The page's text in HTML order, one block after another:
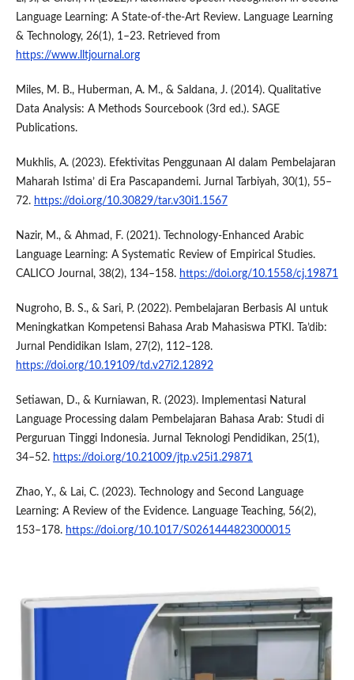
Language Learning: A State-of-the-Art Review. Language Learning
& Technology, 26(1), 1–23. Retrieved from
https://www.lltjournal.org
Miles, M. B., Huberman, A. M., & Saldana, J. (2014). Qualitative
Data Analysis: A Methods Sourcebook (3rd ed.). SAGE
Publications.
Mukhlis, A. (2023). Efektivitas Penggunaan AI dalam Pembelajaran
Maharah Istima’ di Era Pascapandemi. Jurnal Tarbiyah, 30(1), 55–
72. https://doi.org/10.30829/tar.v30i1.1567
Nazir, M., & Ahmad, F. (2021). Technology-Enhanced Arabic
Language Learning: A Systematic Review of Empirical Studies.
CALICO Journal, 38(2), 134–158. https://doi.org/10.1558/cj.19871
Nugroho, B. S., & Sari, P. (2022). Pembelajaran Berbasis AI untuk
Meningkatkan Kompetensi Bahasa Arab Mahasiswa PTKI. Ta’dib:
Jurnal Pendidikan Islam, 27(2), 112–128.
https://doi.org/10.19109/td.v27i2.12892
Setiawan, D., & Kurniawan, R. (2023). Implementasi Natural
Language Processing dalam Pembelajaran Bahasa Arab: Studi di
Perguruan Tinggi Indonesia. Jurnal Teknologi Pendidikan, 25(1),
34–52. https://doi.org/10.21009/jtp.v25i1.29871
Zhao, Y., & Lai, C. (2023). Technology and Second Language
Learning: A Review of the Evidence. Language Teaching, 56(2),
153–178. https://doi.org/10.1017/S0261444823000015